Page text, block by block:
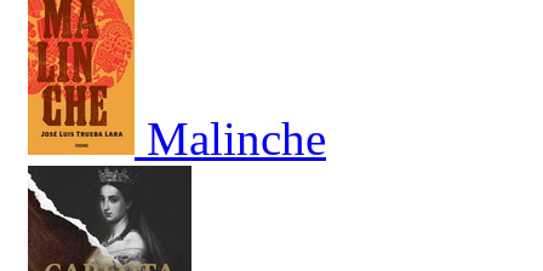
Malinche